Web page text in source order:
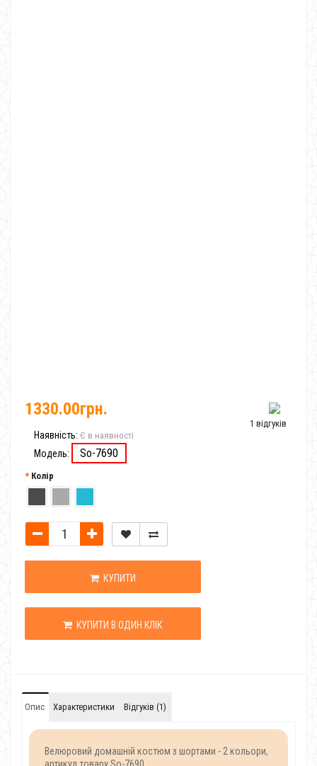
1 відгуків
1330.00грн.
Наявність: Є в наявності
Модель: So-7690
Колір
КУПИТИ
КУПИТИ В ОДИН КЛІК
Опис Характеристики Відгуків (1)
Велюровий домашній костюм з шортами - 2 кольори,